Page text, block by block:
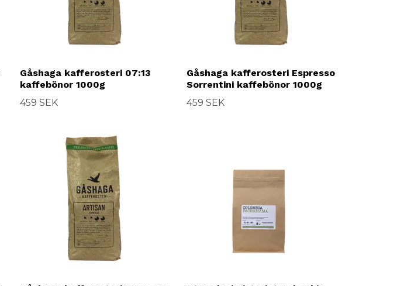
Gåshaga kafferosteri 07:13
kaffebönor 1000g
459 SEK
Gåshaga kafferosteri Espresso
Sorrentini kaffebönor 1000g
459 SEK